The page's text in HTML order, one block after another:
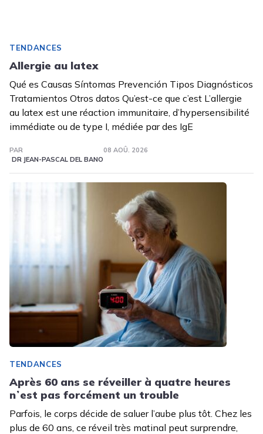
TENDANCES
Allergie au latex
Qué es Causas Síntomas Prevención Tipos Diagnósticos
Tratamientos Otros datos Qu’est-ce que c’est L’allergie
au latex est une réaction immunitaire, d’hypersensibilité
immédiate ou de type I, médiée par des IgE
PAR
DR JEAN-PASCAL DEL BANO
08 AOÛ. 2026
TENDANCES
Après 60 ans se réveiller à quatre heures
nʼest pas forcément un trouble
Parfois, le corps décide de saluer l’aube plus tôt. Chez les
plus de 60 ans, ce réveil très matinal peut surprendre,